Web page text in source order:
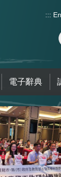
:::
電子辭典